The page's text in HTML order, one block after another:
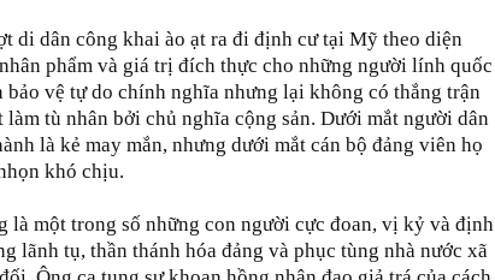
di dân công khai ào ạt ra đi định cư tại Mỹ theo diện
phẩm và giá trị đích thực cho những người lính quốc
bảo vệ tự do chính nghĩa nhưng lại không có thắng trận
tù nhân bởi chủ nghĩa cộng sản. Dưới mắt người dân
là kẻ may mắn, nhưng dưới mắt cán bộ đảng viên họ
khó chịu.
là một trong số những con người cực đoan, vị kỷ và định
lãnh tụ, thần thánh hóa đảng và phục tùng nhà nước xã